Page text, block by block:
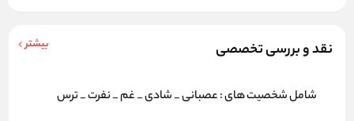
نقد و بررسی تخصصی بیشتر
شامل شخصیت های : عصبانی _ شادی _ غم _ نفرت _ ترس